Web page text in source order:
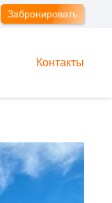
Забронировать
Контакты